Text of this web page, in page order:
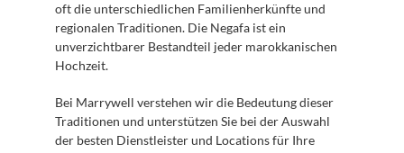
oft die unterschiedlichen Familienherkünfte und
regionalen Traditionen. Die Negafa ist ein
unverzichtbarer Bestandteil jeder marokkanischen
Hochzeit.
Bei Marrywell verstehen wir die Bedeutung dieser
Traditionen und unterstützen Sie bei der Auswahl